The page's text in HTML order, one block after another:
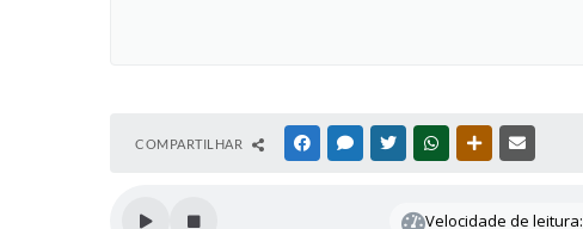
COMPARTILHAR FACEBOOKMESSENGER
TWITTERWHATSAPPOUTRAS MÍDIAS
Velocidade de leitura: